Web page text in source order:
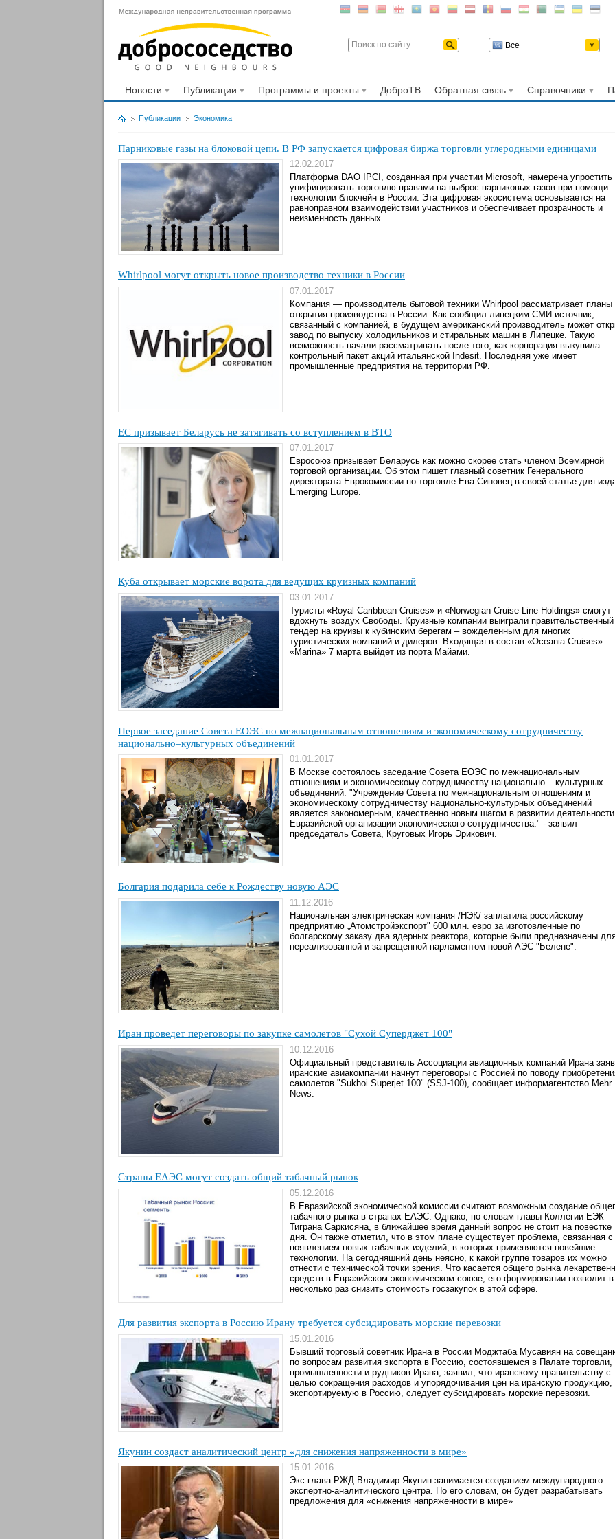
Все
Новости Публикации Программы и проекты ДоброТВ Обратная связь Справочники
Публикации Экономика
Парниковые газы на блоковой цепи. В РФ запускается цифровая биржа торговли углеродными единицами
12.02.2017
Платформа DAO IPCI, созданная при участии Microsoft, намерена упростить
унифицировать торговлю правами на выброс парниковых газов при помощи
технологии блокчейн в России. Эта цифровая экосистема основывается на
равноправном взаимодействии участников и обеспечивает прозрачность и
неизменность данных.
Whirlpool могут открыть новое производство техники в России
07.01.2017
Компания — производитель бытовой техники Whirlpool рассматривает планы
открытия производства в России. Как сообщил липецким СМИ источник,
связанный с компанией, в будущем американский производитель может
завод по выпуску холодильников и стиральных машин в Липецке. Такую
возможность начали рассматривать после того, как корпорация выкупила
контрольный пакет акций итальянской Indesit. Последняя уже имеет
промышленные предприятия на территории РФ.
ЕС призывает Беларусь не затягивать со вступлением в ВТО
07.01.2017
Евросоюз призывает Беларусь как можно скорее стать членом Всемирной
торговой организации. Об этом пишет главный советник Генерального
директората Еврокомиссии по торговле Ева Синовец в своей статье для
Emerging Europe.
Куба открывает морские ворота для ведущих круизных компаний
03.01.2017
Туристы «Royal Caribbean Cruises» и «Norwegian Cruise Line Holdings» смогут
вдохнуть воздух Свободы. Круизные компании выиграли правительственный
тендер на круизы к кубинским берегам – вожделенным для многих
туристических компаний и дилеров. Входящая в состав «Oceania Cruises»
«Marina» 7 марта выйдет из порта Майами.
Первое заседание Совета ЕОЭС по межнациональным отношениям и экономическому сотрудничеству
национально–культурных объединений
01.01.2017
В Москве состоялось заседание Совета ЕОЭС по межнациональным
отношениям и экономическому сотрудничеству национально – культурных
объединений. "Учреждение Совета по межнациональным отношениям и
экономическому сотрудничеству национально-культурных объединений
является закономерным, качественно новым шагом в развитии деятельности
Евразийской организации экономического сотрудничества." - заявил
председатель Совета, Круговых Игорь Эрикович.
Болгария подарила себе к Рождеству новую АЭС
11.12.2016
Национальная электрическая компания /НЭК/ заплатила российскому
предприятию „Атомстройэкспорт" 600 млн. евро за изготовленные по
болгарскому заказу два ядерных реактора, которые были предназначены
нереализованной и запрещенной парламентом новой АЭС "Белене".
Иран проведет переговоры по закупке самолетов "Сухой Суперджет 100"
10.12.2016
Официальный представитель Ассоциации авиационных компаний Ирана
иранские авиакомпании начнут переговоры с Россией по поводу
самолетов "Sukhoi Superjet 100" (SSJ-100), сообщает информагентство Mehr
News.
Страны ЕАЭС могут создать общий табачный рынок
05.12.2016
В Евразийской экономической комиссии считают возможным создание
табачного рынка в странах ЕАЭС. Однако, по словам главы Коллегии ЕЭК
Тиграна Саркисяна, в ближайшее время данный вопрос не стоит на повестке
дня. Он также отметил, что в этом плане существует проблема, связанная с
появлением новых табачных изделий, в которых применяются новейшие
технологии. На сегодняшний день неясно, к какой группе товаров их можно
отнести с технической точки зрения. Что касается общего рынка
средств в Евразийском экономическом союзе, его формировании позволит в
несколько раз снизить стоимость госзакупок в этой сфере.
Для развития экспорта в Россию Ирану требуется субсидировать морские перевозки
15.01.2016
Бывший торговый советник Ирана в России Моджтаба Мусавиян на
по вопросам развития экспорта в Россию, состоявшемся в Палате торговли,
промышленности и рудников Ирана, заявил, что иранскому правительству с
целью сокращения расходов и упорядочивания цен на иранскую продукцию,
экспортируемую в Россию, следует субсидировать морские перевозки.
Якунин создаст аналитический центр «для снижения напряженности в мире»
15.01.2016
Экс-глава РЖД Владимир Якунин занимается созданием международного
экспертно-аналитического центра. По его словам, он будет разрабатывать
предложения для «снижения напряженности в мире»